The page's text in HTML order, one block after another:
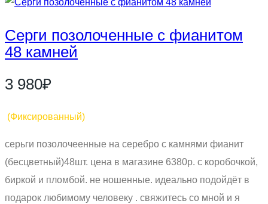
Серги позолоченные с фианитом
48 камней
3 980₽
(Фиксированный)
серьги позолочеенные на серебро с камнями фианит
(бесцветный)48шт. цена в магазине 6380р. с коробочкой,
биркой и пломбой. не ношенные. идеально подойдёт в
подарок любимому человеку . свяжитесь со мной и я